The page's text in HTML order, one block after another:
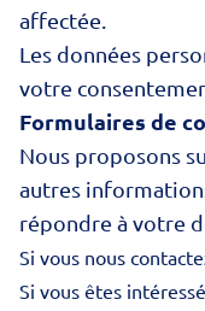
affectée.
Les données
votre
Formulaires de
Nous proposons
autres
répondre à votre
Si vous nous
Si vous êtes